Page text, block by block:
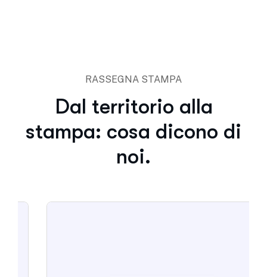
RASSEGNA STAMPA
Dal territorio alla
stampa: cosa dicono di
noi.